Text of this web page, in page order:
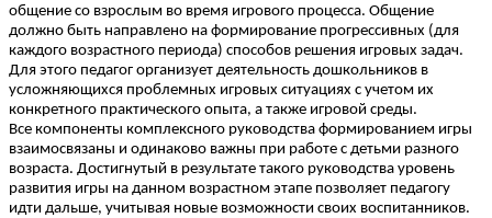
общение со взрослым во время игрового процесса. Общение
должно быть направлено на формирование прогрессивных (для
каждого возрастного периода) способов решения игровых задач.
Для этого педагог организует деятельность дошкольников в
усложняющихся проблемных игровых ситуациях с учетом их
конкретного практического опыта, а также игровой среды.
Все компоненты комплексного руководства формированием игры
взаимосвязаны и одинаково важны при работе с детьми разного
возраста. Достигнутый в результате такого руководства уровень
развития игры на данном возрастном этапе позволяет педагогу
идти дальше, учитывая новые возможности своих воспитанников.